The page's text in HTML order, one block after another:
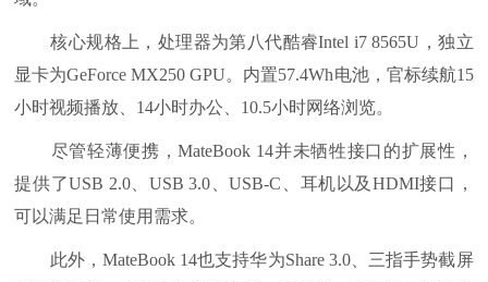
核心规格上，处理器为第八代酷睿Intel i7 8565U，独立
显卡为GeForce MX250 GPU。内置57.4Wh电池，官标续航15
小时视频播放、14小时办公、10.5小时网络浏览。
尽管轻薄便携，MateBook 14并未牺牲接口的扩展性，
提供了USB 2.0、USB 3.0、USB-C、耳机以及HDMI接口，
可以满足日常使用需求。
此外，MateBook 14也支持华为Share 3.0、三指手势截屏